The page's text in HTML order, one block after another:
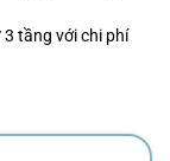
tầng với chi phí